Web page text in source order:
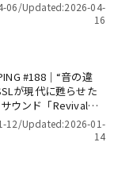
06/Updated:2026-04-
16
#188｜“音の違
が現代に甦らせた
ウンド「Revival
9000」【presented
12/Updated:2026-01-
14